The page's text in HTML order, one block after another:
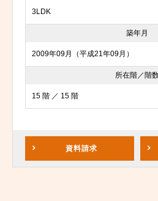
3LDK
築年月
2009年09月（平成21年09月）
所在階／階
15 階 ／ 15 階
資料請求